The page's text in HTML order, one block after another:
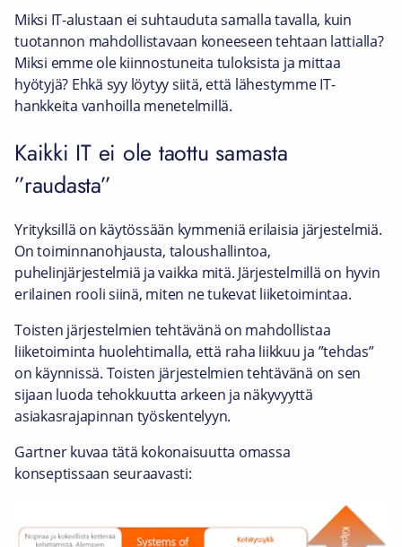
Miksi IT-alustaan ei suhtauduta samalla tavalla, kuin
tuotannon mahdollistavaan koneeseen tehtaan lattialla?
Miksi emme ole kiinnostuneita tuloksista ja mittaa
hyötyjä? Ehkä syy löytyy siitä, että lähestymme IT-
hankkeita vanhoilla menetelmillä.
Kaikki IT ei ole taottu samasta
”raudasta”
Yrityksillä on käytössään kymmeniä erilaisia järjestelmiä.
On toiminnanohjausta, taloushallintoa,
puhelinjärjestelmiä ja vaikka mitä. Järjestelmillä on hyvin
erilainen rooli siinä, miten ne tukevat liiketoimintaa.
Toisten järjestelmien tehtävänä on mahdollistaa
liiketoiminta huolehtimalla, että raha liikkuu ja ”tehdas”
on käynnissä. Toisten järjestelmien tehtävänä on sen
sijaan luoda tehokkuutta arkeen ja näkyvyyttä
asiakasrajapinnan työskentelyyn.
Gartner kuvaa tätä kokonaisuutta omassa
konseptissaan seuraavasti: